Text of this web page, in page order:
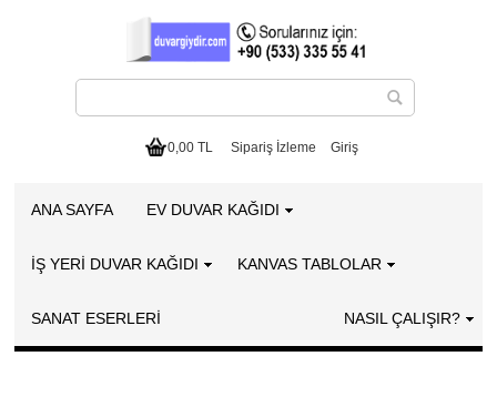
0,00 TL Sipariş İzleme Giriş
ANA SAYFA EV DUVAR KAĞIDI
İŞ YERİ DUVAR KAĞIDI KANVAS TABLOLAR
SANAT ESERLERI NASIL ÇALIŞIR?